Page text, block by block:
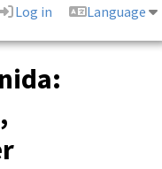
Log in
Language